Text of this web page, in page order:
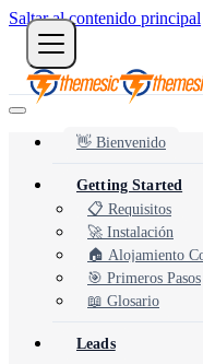
Saltar al contenido principal
👋 Bienvenido
Getting Started
📋 Requisitos
🚀 Instalación
🏠 Alojamiento
🎯 Primeros Pasos
📖 Glosario
Leads